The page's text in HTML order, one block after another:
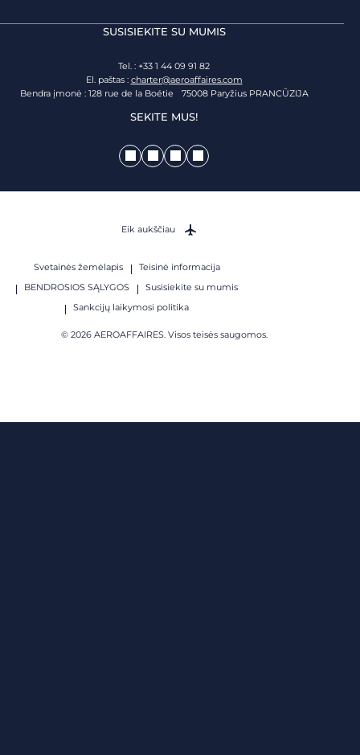
SUSISIEKITE SU MUMIS
Tel. : +33 1 44 09 91 82
El. paštas : charter@aeroaffaires.com
Bendra įmonė : 128 rue de la Boétie 75008 Paryžius PRANCŪZIJA
SEKITE MUS!
Svetainės žemėlapis
Teisinė informacija
BENDROSIOS SĄLYGOS
Susisiekite su mumis
Sankcijų laikymosi politika
© 2026 AEROAFFAIRES. Visos teisės saugomos.
Eik aukščiau